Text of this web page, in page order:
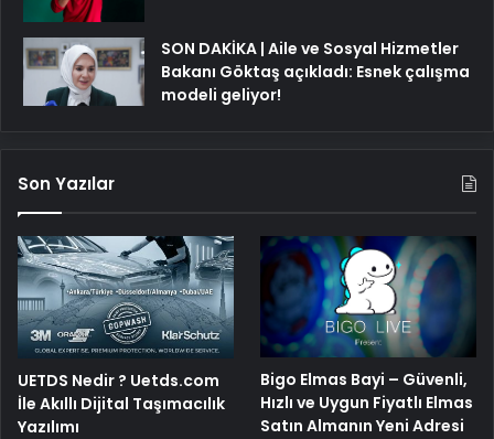
SON DAKİKA | Aile ve Sosyal Hizmetler
Bakanı Göktaş açıkladı: Esnek çalışma
modeli geliyor!
Son Yazılar
UETDS Nedir ? Uetds.com
İle Akıllı Dijital Taşımacılık
Yazılımı
Bigo Elmas Bayi – Güvenli,
Hızlı ve Uygun Fiyatlı Elmas
Satın Almanın Yeni Adresi